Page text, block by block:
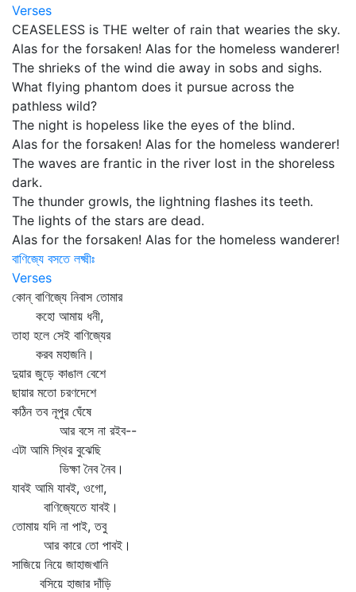
Verses
CEASELESS is THE welter of rain that wearies the sky.
Alas for the forsaken! Alas for the homeless wanderer!
The shrieks of the wind die away in sobs and sighs.
What flying phantom does it pursue across the
pathless wild?
The night is hopeless like the eyes of the blind.
Alas for the forsaken! Alas for the homeless wanderer!
The waves are frantic in the river lost in the shoreless
dark.
The thunder growls, the lightning flashes its teeth.
The lights of the stars are dead.
Alas for the forsaken! Alas for the homeless wanderer!
বাণিজ্যে বসতে লক্ষ্মীঃ
Verses
কোন্‌ বাণিজ্যে নিবাস তোমার
কহো আমায় ধনী,
তাহা হলে সেই বাণিজ্যের
করব মহাজনি।
দুয়ার জুড়ে কাঙাল বেশে
ছায়ার মতো চরণদেশে
কঠিন তব নূপুর ঘেঁষে
আর বসে না রইব--
এটা আমি স্থির বুঝেছি
ভিক্ষা নৈব নৈব।
যাবই আমি যাবই, ওগো,
বাণিজ্যেতে যাবই।
তোমায় যদি না পাই, তবু
আর কারে তো পাবই।
সাজিয়ে নিয়ে জাহাজখানি
বসিয়ে হাজার দাঁড়ি